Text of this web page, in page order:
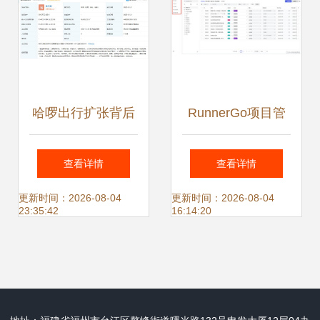
哈啰出行扩张背后
注册资本5000万元
新公司成立，聚焦
查看详情
更新时间：2026-08-04
23:35:42
RunnerGo项目管
理及UI自动化插件
功能详解 提升软件
查看详情
更新时间：2026-08-04
16:14:20